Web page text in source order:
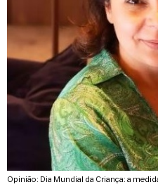
Opinião: Dia Mundial da Criança: a